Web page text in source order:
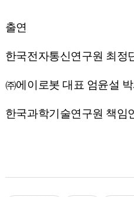
출연
한국전자통신연구원 최정
㈜에이로봇 대표 엄윤설
한국과학기술연구원 책임